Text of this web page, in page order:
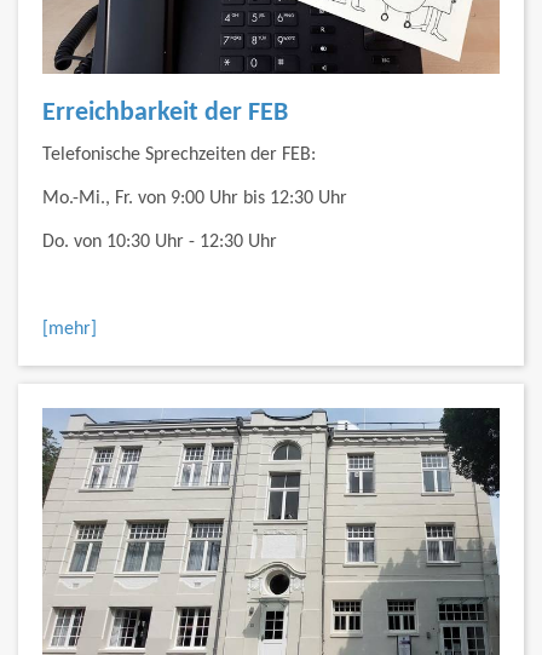
Erreichbarkeit der FEB
Telefonische Sprechzeiten der FEB:
Mo.-Mi., Fr. von 9:00 Uhr bis 12:30 Uhr
Do. von 10:30 Uhr - 12:30 Uhr
[mehr]